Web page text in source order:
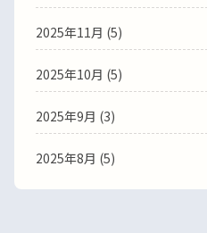
2025年11月 (5)
2025年10月 (5)
2025年9月 (3)
2025年8月 (5)